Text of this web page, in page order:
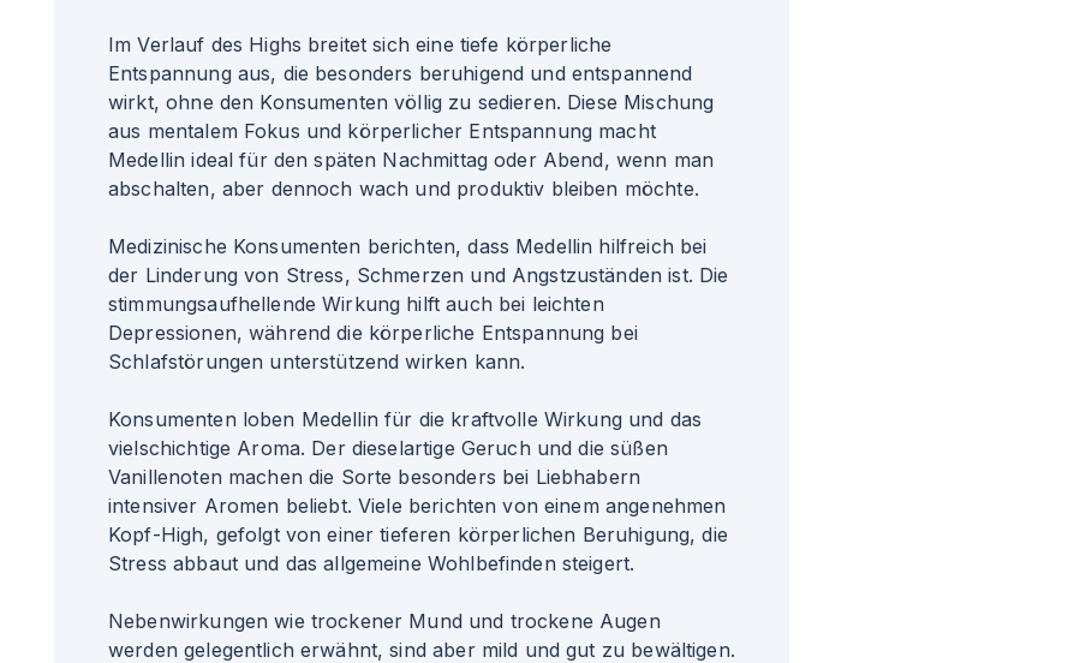
Im Verlauf des Highs breitet sich eine tiefe körperliche
Entspannung aus, die besonders beruhigend und entspannend
wirkt, ohne den Konsumenten völlig zu sedieren. Diese Mischung
aus mentalem Fokus und körperlicher Entspannung macht
Medellin ideal für den späten Nachmittag oder Abend, wenn man
abschalten, aber dennoch wach und produktiv bleiben möchte.
Medizinische Konsumenten berichten, dass Medellin hilfreich bei
der Linderung von Stress, Schmerzen und Angstzuständen ist. Die
stimmungsaufhellende Wirkung hilft auch bei leichten
Depressionen, während die körperliche Entspannung bei
Schlafstörungen unterstützend wirken kann.
Konsumenten loben Medellin für die kraftvolle Wirkung und das
vielschichtige Aroma. Der dieselartige Geruch und die süßen
Vanillenoten machen die Sorte besonders bei Liebhabern
intensiver Aromen beliebt. Viele berichten von einem angenehmen
Kopf-High, gefolgt von einer tieferen körperlichen Beruhigung, die
Stress abbaut und das allgemeine Wohlbefinden steigert.
Nebenwirkungen wie trockener Mund und trockene Augen
werden gelegentlich erwähnt, sind aber mild und gut zu bewältigen.